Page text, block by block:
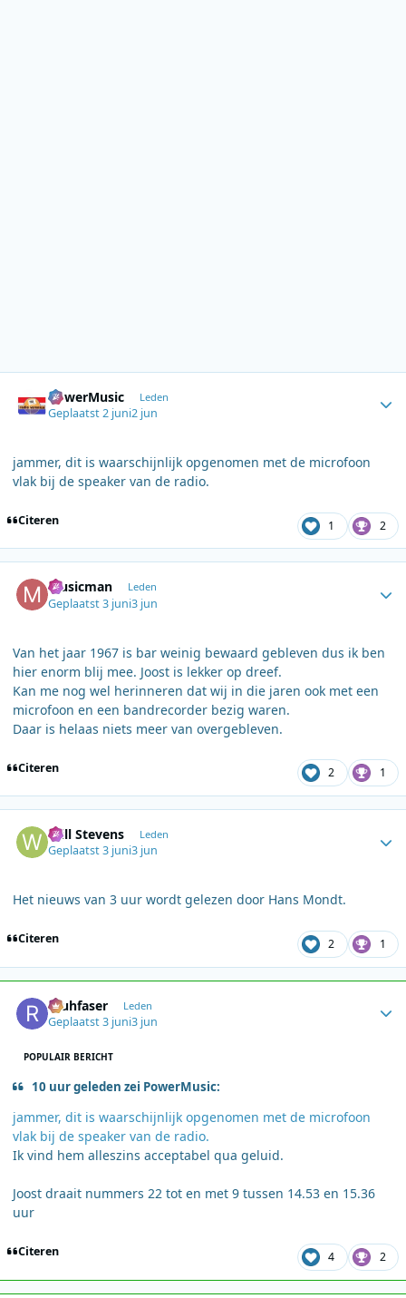
PowerMusic Leden
Geplaatst2 juni2 jun
jammer, dit is waarschijnlijk opgenomen met de microfoon
vlak bij de speaker van de radio.
Citeren 1 2
Musicman Leden
Geplaatst3 juni3 jun
Van het jaar 1967 is bar weinig bewaard gebleven dus ik ben
hier enorm blij mee. Joost is lekker op dreef.
Kan me nog wel herinneren dat wij in die jaren ook met een
microfoon en een bandrecorder bezig waren.
Daar is helaas niets meer van overgebleven.
Citeren 2 1
Will Stevens Leden
Geplaatst3 juni3 jun
Het nieuws van 3 uur wordt gelezen door Hans Mondt.
Citeren 2 1
rauhfaser Leden
Geplaatst3 juni3 jun
POPULAIR BERICHT
10 uur geleden zei PowerMusic:
jammer, dit is waarschijnlijk opgenomen met de microfoon
vlak bij de speaker van de radio.
Ik vind hem alleszins acceptabel qua geluid.
Joost draait nummers 22 tot en met 9 tussen 14.53 en 15.36
uur
Citeren 4 2